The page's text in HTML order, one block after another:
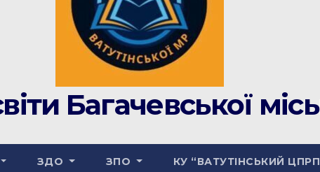
Багачевської
ЗДО ЗПО КУ “ВАТУТІНСЬКИЙ